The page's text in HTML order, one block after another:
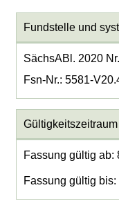
Fundstelle und
SächsABl. 2020
Fsn-Nr.: 5581-
Gültigkeitszeitraum
Fassung gültig ab:
Fassung gültig